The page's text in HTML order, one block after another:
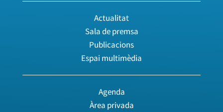
Actualitat
Sala de premsa
Publicacions
Espai multimèdia
Agenda
Àrea privada